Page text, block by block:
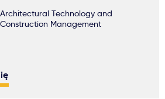
Architectural Technology and
Construction Management